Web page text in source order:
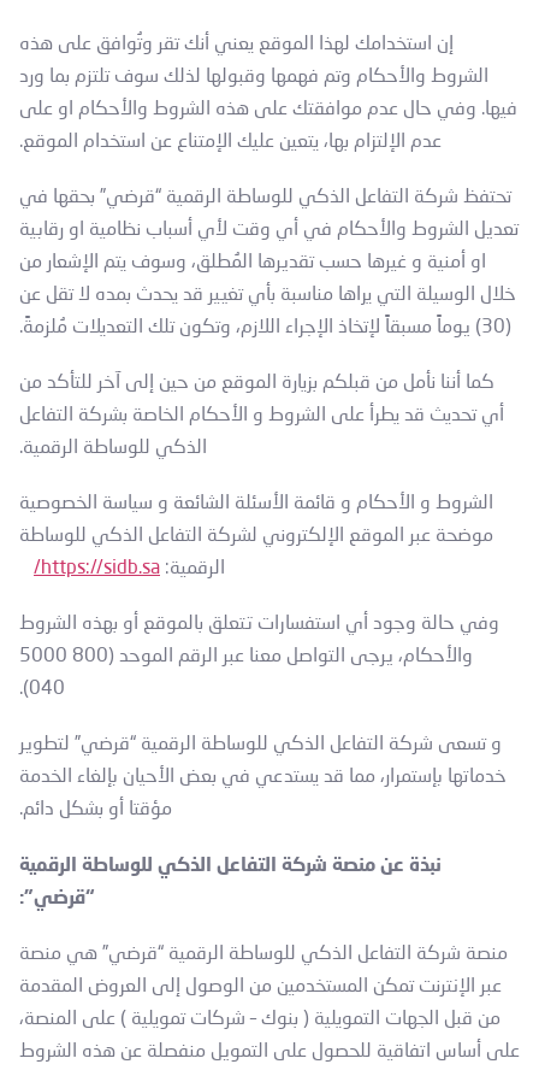
إن استخدامك لهذا الموقع يعني أنك تقر وتُوافق على هذه
الشروط والأحكام وتم فهمها وقبولها لذلك سوف تلتزم بما ورد
فيها. وفي حال عدم موافقتك على هذه الشروط والأحكام او على
عدم الإلتزام بها، يتعين عليك الإمتناع عن استخدام الموقع.
تحتفظ شركة التفاعل الذكي للوساطة الرقمية “قرضي” بحقها في
تعديل الشروط والأحكام في أي وقت لأي أسباب نظامية او رقابية
او أمنية و غيرها حسب تقديرها المُطلق، وسوف يتم الإشعار من
خلال الوسيلة التي يراها مناسبة بأي تغيير قد يحدث بمده لا تقل عن
(30) يوماً مسبقاً لإتخاذ الإجراء اللازم، وتكون تلك التعديلات مُلزمةً.
كما أننا نأمل من قبلكم بزيارة الموقع من حين إلى آخر للتأكد من
أي تحديث قد يطرأ على الشروط و الأحكام الخاصة بشركة التفاعل
الذكي للوساطة الرقمية.
الشروط و الأحكام و قائمة الأسئلة الشائعة و سياسة الخصوصية
موضحة عبر الموقع الإلكتروني لشركة التفاعل الذكي للوساطة
الرقمية: https://sidb.sa/
وفي حالة وجود أي استفسارات تتعلق بالموقع أو بهذه الشروط
والأحكام، يرجى التواصل معنا عبر الرقم الموحد (800 5000
040).
و تسعى شركة التفاعل الذكي للوساطة الرقمية “قرضي” لتطوير
خدماتها بإستمرار، مما قد يستدعي في بعض الأحيان بإلغاء الخدمة
مؤقتا أو بشكل دائم.
نبذة عن منصة شركة التفاعل الذكي للوساطة الرقمية
“قرضي”:
منصة شركة التفاعل الذكي للوساطة الرقمية “قرضي” هي منصة
عبر الإنترنت تمكن المستخدمين من الوصول إلى العروض المقدمة
من قبل الجهات التمويلية ( بنوك – شركات تمويلية ) على المنصة،
على أساس اتفاقية للحصول على التمويل منفصلة عن هذه الشروط